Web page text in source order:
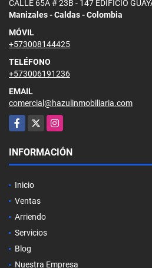
CALLE 65A # 23B - 147 EDIFICIO
Manizales - Caldas - Colombia
MÓVIL
+573008144425
TELÉFONO
+573006191236
EMAIL
comercial@hazulinmobiliaria.com
Facebook
X Instagram
INFORMACIÓN
Inicio
Ventas
Arriendo
Servicios
Blog
Nuestra Empresa